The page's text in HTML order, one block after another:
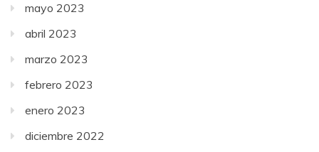
mayo 2023
abril 2023
marzo 2023
febrero 2023
enero 2023
diciembre 2022